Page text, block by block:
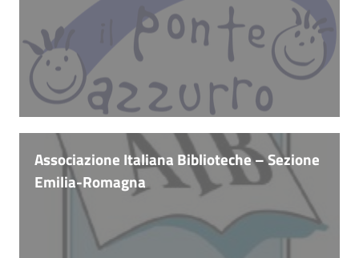
per
la
lettura
Menu selezionato
Associazione Italiana Biblioteche – Sezione
Emilia-Romagna